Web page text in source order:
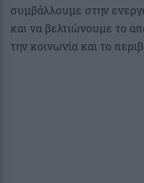
συμβάλλουμε στην
και να βελτιώνουμε το
την κοινωνία και το